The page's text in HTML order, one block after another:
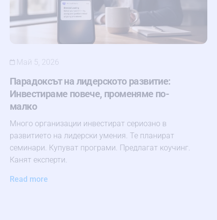
Май 5, 2026
Парадоксът на лидерското развитие:
Инвестираме повече, променяме по-
малко
Много организации инвестират сериозно в
развитието на лидерски умения. Те планират
семинари. Купуват програми. Предлагат коучинг.
Канят експерти.
Read more